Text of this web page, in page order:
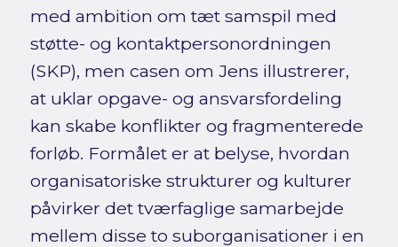
med ambition om tæt samspil med
støtte- og kontaktpersonordningen
(SKP), men casen om Jens illustrerer,
at uklar opgave- og ansvarsfordeling
kan skabe konflikter og fragmenterede
forløb. Formålet er at belyse, hvordan
organisatoriske strukturer og kulturer
påvirker det tværfaglige samarbejde
mellem disse to suborganisationer i en